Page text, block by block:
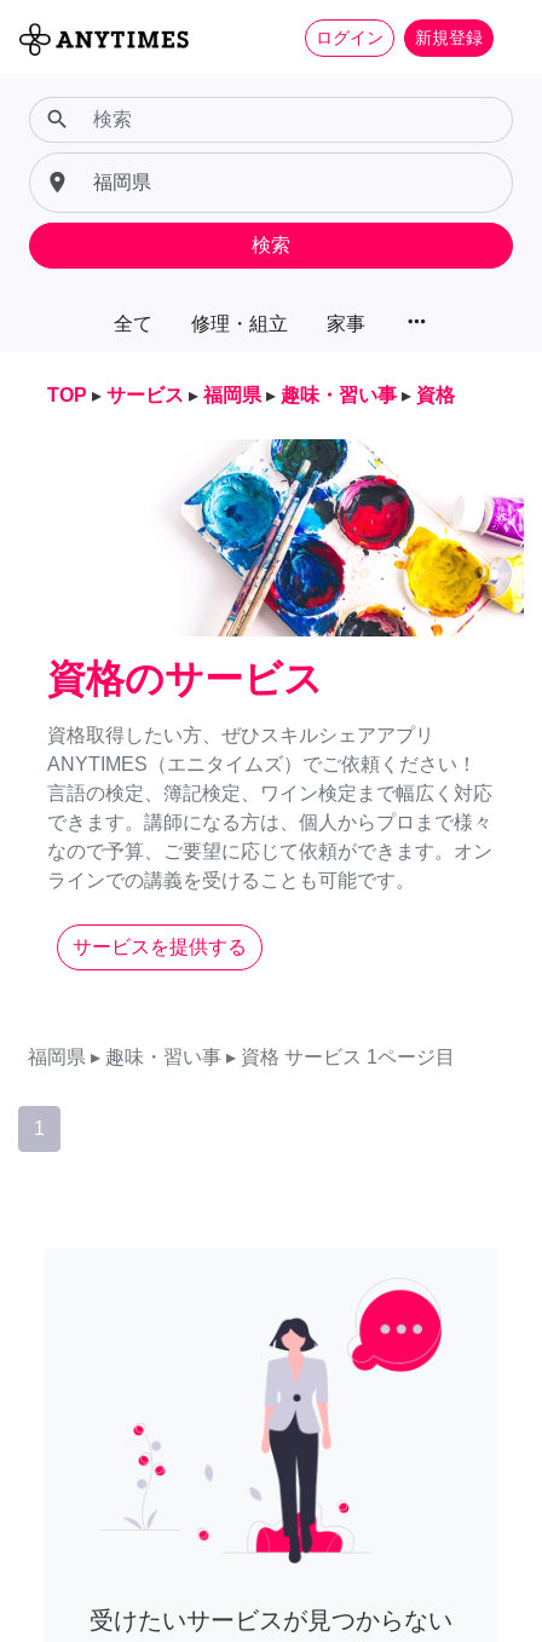
ログイン 新規登録
全て 修理・組立 家事 more_horiz
search
place
検索
TOP ▸ サービス ▸ 福岡県 ▸ 趣味・習い事 ▸ 資格
資格のサービス
資格取得したい方、ぜひスキルシェアアプリ
ANYTIMES（エニタイムズ）でご依頼ください！
言語の検定、簿記検定、ワイン検定まで幅広く対応
できます。講師になる方は、個人からプロまで様々
なので予算、ご要望に応じて依頼ができます。オン
ラインでの講義を受けることも可能です。
サービスを提供する
福岡県 ▸ 趣味・習い事 ▸ 資格 サービス 1ページ目
1
受けたいサービスが見つからない